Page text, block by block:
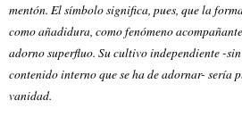
mentón. El símbolo significa, pues, que la
como añadidura, como fenómeno
adorno superfluo. Su cultivo independiente -
contenido interno que se ha de adornar- sería
vanidad.